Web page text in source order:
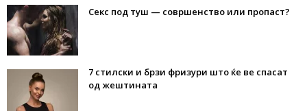
Секс под туш — совршенство или пропаст?
7 стилски и брзи фризури што ќе ве спасат
од жештината